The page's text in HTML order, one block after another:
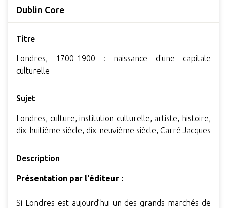
Dublin Core
Titre
Londres, 1700-1900 : naissance d'une capitale
culturelle
Sujet
Londres, culture, institution culturelle, artiste, histoire,
dix-huitième siècle, dix-neuvième siècle, Carré Jacques
Description
Présentation par l'éditeur :
Si Londres est aujourd’hui un des grands marchés de